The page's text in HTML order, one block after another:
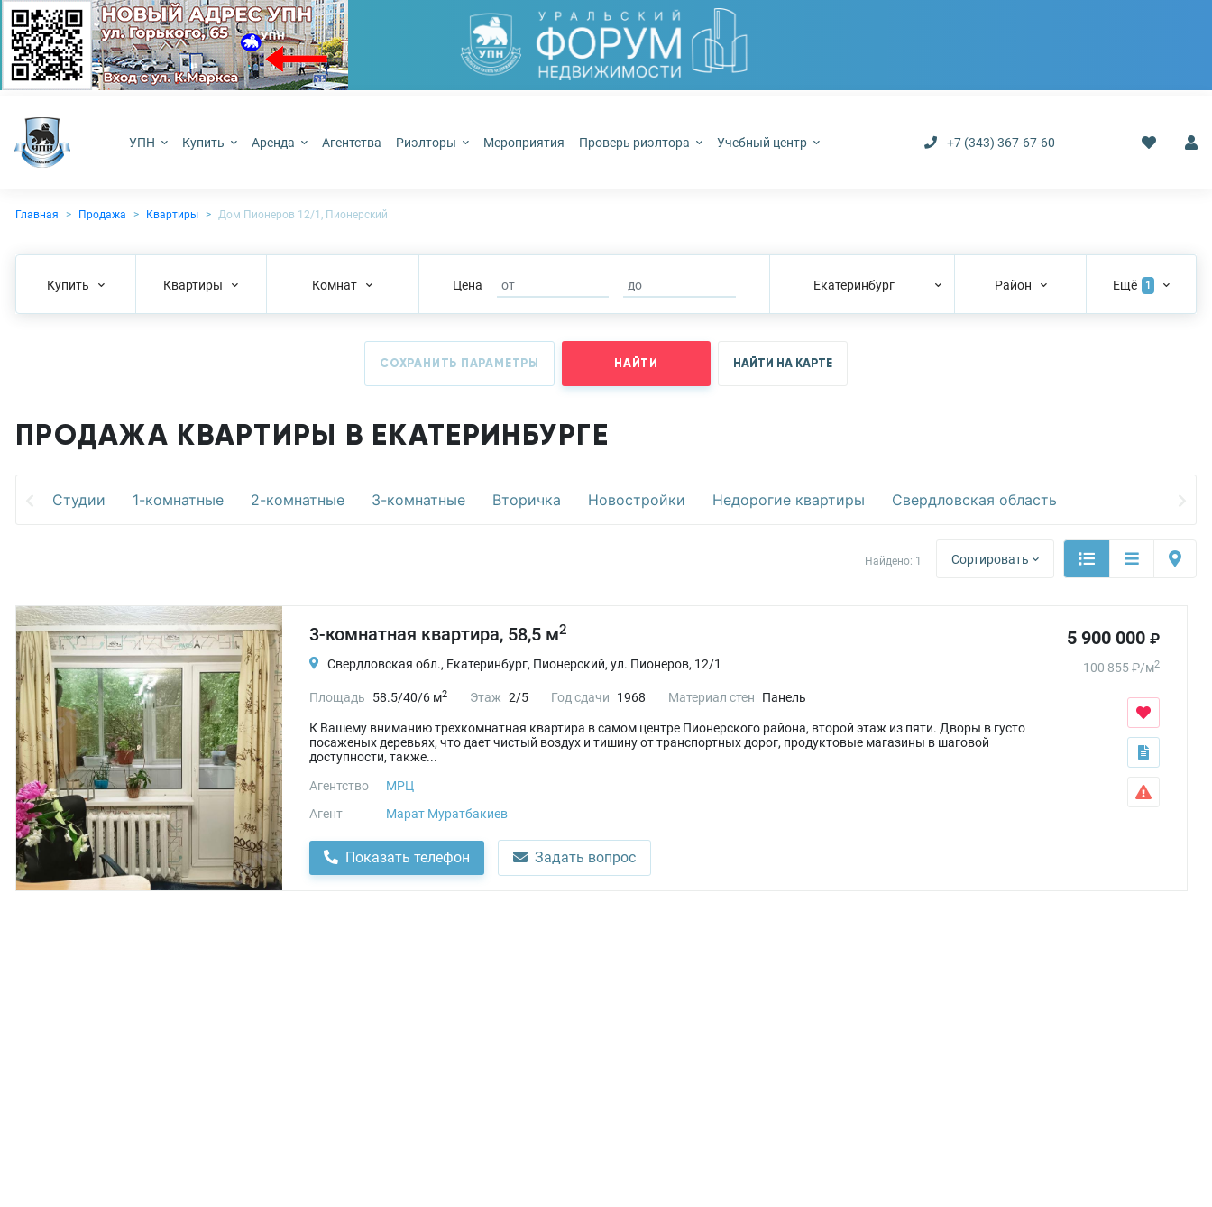
УПН Купить Аренда Агентства Риэлторы Мероприятия Проверь риэлтора Учебный центр +7 (343) 367-67-60
Главная Продажа Квартиры Дом Пионеров 12/1, Пионерский
Купить Квартиры Комнат Цена Екатеринбург Район Ещё 1
СОХРАНИТЬ ПАРАМЕТРЫ НАЙТИ НАЙТИ НА КАРТЕ
ПРОДАЖА КВАРТИРЫ В ЕКАТЕРИНБУРГЕ
Студии 1-комнатные 2-комнатные 3-комнатные Вторичка Новостройки Недорогие квартиры Свердловская область
Найдено: 1 Сортировать
3-комнатная квартира, 58,5 м2
Свердловская обл., Екатеринбург, Пионерский, ул. Пионеров, 12/1
Площадь 58.5/40/6 м2 Этаж 2/5 Год сдачи 1968 Материал стен Панель
К Вашему вниманию трехкомнатная квартира в самом центре Пионерского района, второй этаж из пяти. Дворы в густо
посаженых деревьях, что дает чистый воздух и тишину от транспортных дорог, продуктовые магазины в шаговой
доступности, также...
Агентство
МРЦ
Агент
Марат Муратбакиев
Показать телефон Задать вопрос
5 900 000 ₽
100 855₽/м2